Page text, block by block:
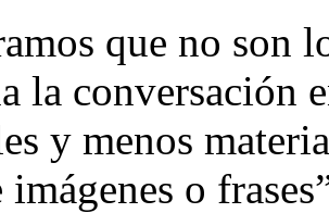
que no son
la conversación
y menos
imágenes o